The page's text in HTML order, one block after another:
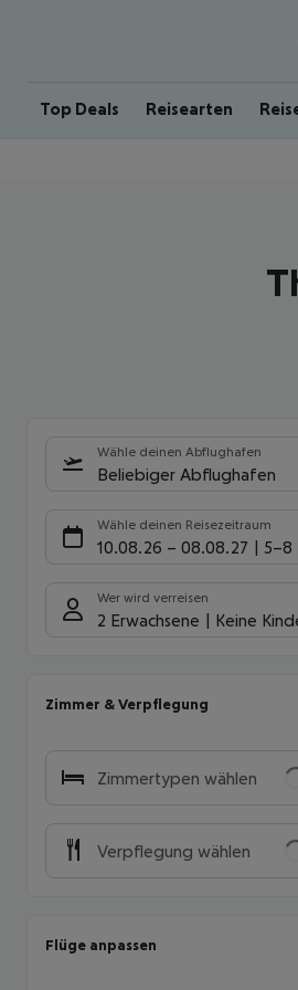
Top Deals Reisearten
Wähle deinen Abflughafen
Beliebiger Abflughafen
Wähle deinen Reisezeitraum
10.08.26 – 08.08.27 5-8
Wer wird verreisen
2 Erwachsene Keine
Zimmer & Verpflegung
Zimmertypen wählen
Verpflegung wählen
Flüge anpassen